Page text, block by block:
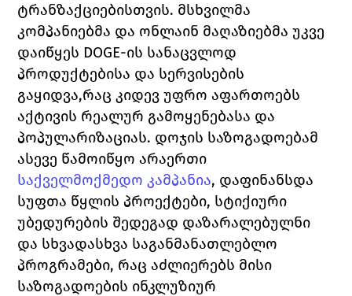
ტრანზაქციებისთვის. მსხვილმა
კომპანიებმა და ონლაინ მაღაზიებმა უკვე
დაიწყეს DOGE-ის სანაცვლოდ
პროდუქტებისა და სერვისების
გაყიდვა,რაც კიდევ უფრო აფართოებს
აქტივის რეალურ გამოყენებასა და
პოპულარიზაციას. დოჯის საზოგადოებამ
საქველმოქმედო კამპანია, დაფინანსდა
სუფთა წყლის პროექტები, სტიქიური
უბედურების შედეგად დაზარალებულნი
და სხვადასხვა საგანმანათლებლო
პროგრამები, რაც აძლიერებს მისი
საზოგადოების ინკლუზიურ